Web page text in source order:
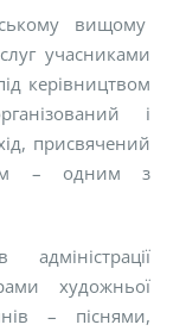
вищому
учасниками
керівництвом
і
присвячений
– одним з
художньої
– піснями,